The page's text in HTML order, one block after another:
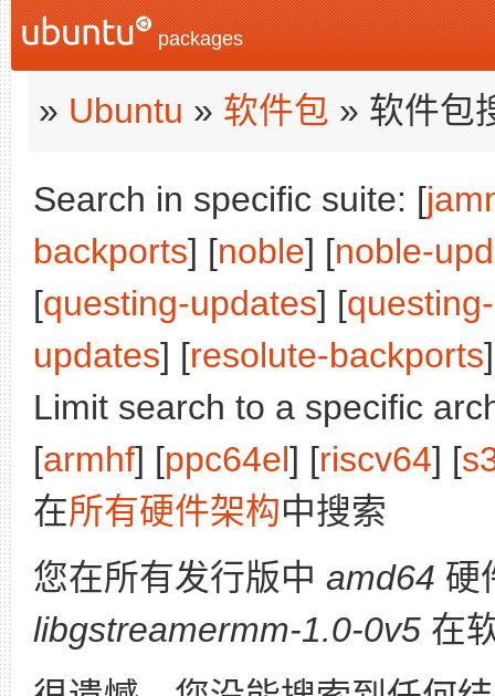
packages
» Ubuntu » 软件包 » 软件包
Search in specific suite: [
backports] [noble] [noble-
[questing-updates] [
updates] [resolute-backports
Limit search to a specific
[armhf] [ppc64el] [riscv64] [
在所有硬件架构中搜索
您在所有发行版中 amd64 硬
libgstreamermm-1.0-0v5 在